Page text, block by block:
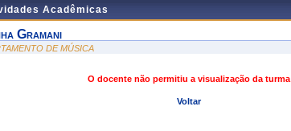
Acadêmicas
Gramani
DE MÚSICA
O docente não permitiu a visualização da turma
Voltar